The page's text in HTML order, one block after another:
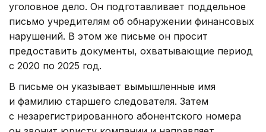
уголовное дело. Он подготавливает поддельное
письмо учредителям об обнаружении финансовых
нарушений. В этом же письме он просит
предоставить документы, охватывающие период
с 2020 по 2025 год.
В письме он указывает вымышленные имя
и фамилию старшего следователя. Затем
с незарегистрированного абонентского номера